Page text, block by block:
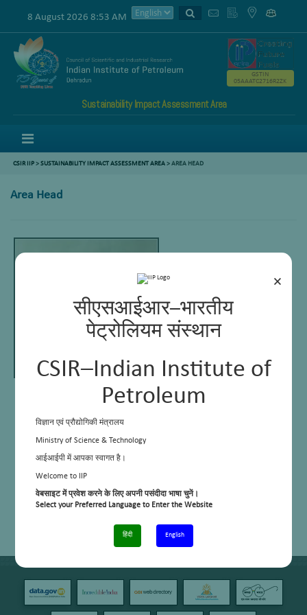
×
सीएसआईआर–भारतीय
पेट्रोलियम संस्थान
CSIR–Indian Institute of
Petroleum
विज्ञान एवं प्रौद्योगिकी मंत्रालय
Ministry of Science & Technology
आईआईपी में आपका स्वागत है।
Welcome to IIP
वेबसाइट में प्रवेश करने के लिए अपनी पसंदीदा भाषा चुनें।
Select your Preferred Language to Enter the Website
हिंदी English
8 August 2026 8:53 AM
Sustainability Impact Assessment Area
GSTIN
05AAATC2716R2ZK
CSIR IIP>SUSTAINABILITY IMPACT ASSESSMENT AREA>AREA HEAD
Area Head
Assistant Professor, Academy of Scientific &
E Mail:bhavyab@iip.res.in
Phone:
+91 – 135 – 2525820, +91-9897157477
Google scholar link:
https://scholar.google.co.in/citations?
https://orcid.org/0000-0003-0095-9257